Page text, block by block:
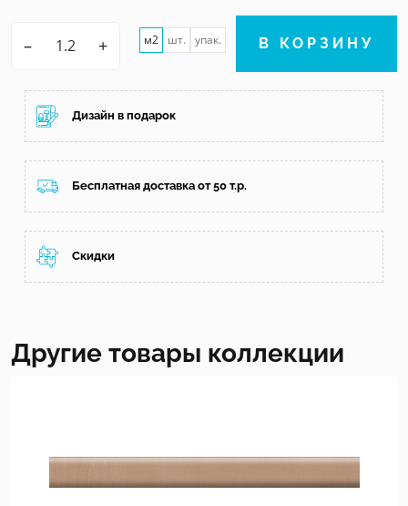
– + м2 шт. упак. В КОРЗИНУ
Дизайн в подарок
Бесплатная доставка от 50 т.р.
Скидки
Другие товары коллекции